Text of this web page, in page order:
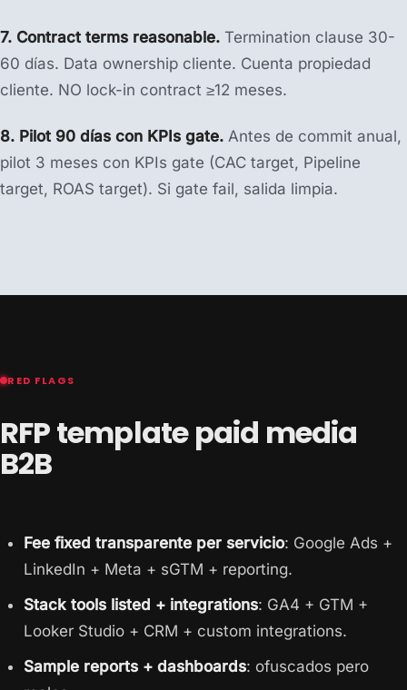
7. Contract terms reasonable. Termination clause 30-
60 días. Data ownership cliente. Cuenta propiedad
cliente. NO lock-in contract ≥12 meses.
8. Pilot 90 días con KPIs gate. Antes de commit anual,
pilot 3 meses con KPIs gate (CAC target, Pipeline
target, ROAS target). Si gate fail, salida limpia.
RED FLAGS
RFP template paid media
B2B
Fee fixed transparente per servicio: Google Ads +
LinkedIn + Meta + sGTM + reporting.
Stack tools listed + integrations: GA4 + GTM +
Looker Studio + CRM + custom integrations.
Sample reports + dashboards: ofuscados pero